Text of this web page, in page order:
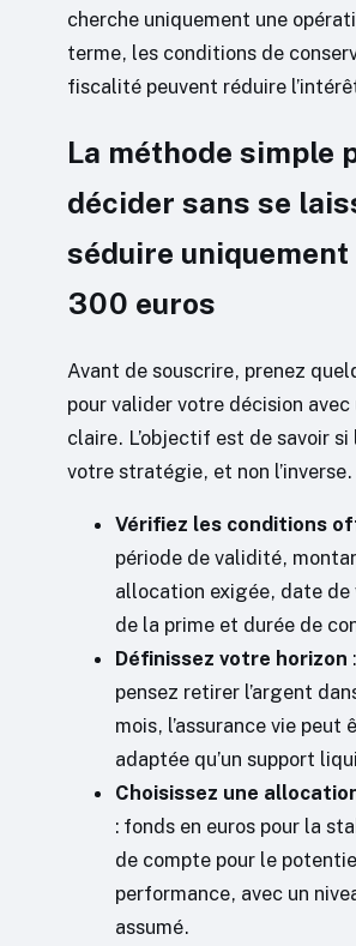
cherche uniquement une
terme, les conditions de
fiscalité peuvent réduire
La méthode simple
décider sans se
séduire uniquement
300 euros
Avant de souscrire, prenez
pour valider votre décision
claire. L’objectif est de savoir si
votre stratégie, et non l’inverse.
Vérifiez les conditions
période de validité,
allocation exigée, date de
de la prime et durée de
Définissez votre horizon
pensez retirer l’argent
mois, l’assurance vie peut
adaptée qu’un support
Choisissez une
: fonds en euros pour la
de compte pour le
performance, avec un
assumé.